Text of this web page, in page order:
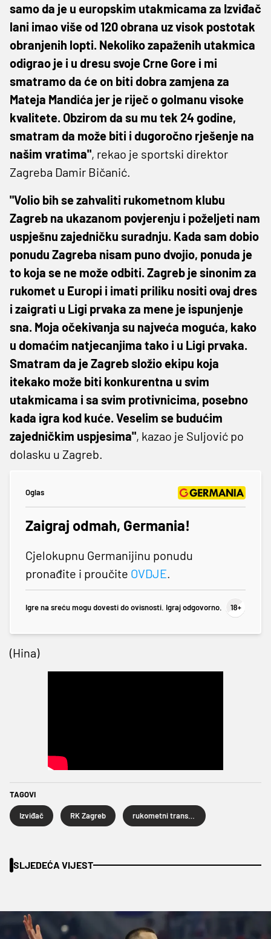
samo da je u europskim utakmicama za Izviđač
lani imao više od 120 obrana uz visok postotak
obranjenih lopti. Nekoliko zapaženih utakmica
odigrao je i u dresu svoje Crne Gore i mi
smatramo da će on biti dobra zamjena za
Mateja Mandića jer je riječ o golmanu visoke
kvalitete. Obzirom da su mu tek 24 godine,
smatram da može biti i dugoročno rješenje na
našim vratima", rekao je sportski direktor
Zagreba Damir Bičanić.
"Volio bih se zahvaliti rukometnom klubu
Zagreb na ukazanom povjerenju i poželjeti nam
uspješnu zajedničku suradnju. Kada sam dobio
ponudu Zagreba nisam puno dvojio, ponuda je
to koja se ne može odbiti. Zagreb je sinonim za
rukomet u Europi i imati priliku nositi ovaj dres
i zaigrati u Ligi prvaka za mene je ispunjenje
sna. Moja očekivanja su najveća moguća, kako
u domaćim natjecanjima tako i u Ligi prvaka.
Smatram da je Zagreb složio ekipu koja
itekako može biti konkurentna u svim
utakmicama i sa svim protivnicima, posebno
kada igra kod kuće. Veselim se budućim
zajedničkim uspjesima", kazao je Suljović po
dolasku u Zagreb.
Oglas
Zaigraj odmah, Germania!
Cjelokupnu Germanijinu ponudu
pronađite i proučite OVDJE.
Igre na sreću mogu dovesti do ovisnosti. Igraj odgovorno.
(Hina)
TAGOVI
Izviđač RK Zagreb
SLJEDEĆA VIJEST